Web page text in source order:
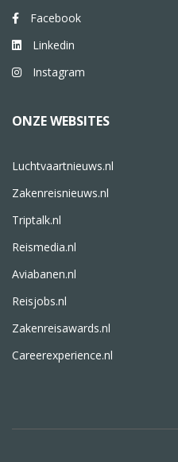
Facebook
Linkedin
Instagram
ONZE WEBSITES
Luchtvaartnieuws.nl
Zakenreisnieuws.nl
Triptalk.nl
Reismedia.nl
Aviabanen.nl
Reisjobs.nl
Zakenreisawards.nl
Careerexperience.nl